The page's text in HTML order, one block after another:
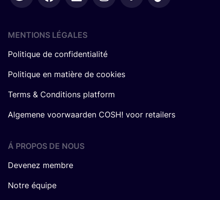
MENTIONS LÉGALES
Politique de confidentialité
Politique en matière de cookies
Terms & Conditions platform
Algemene voorwaarden COSH! voor retailers
Á PROPOS DE NOUS
Devenez membre
Notre équipe